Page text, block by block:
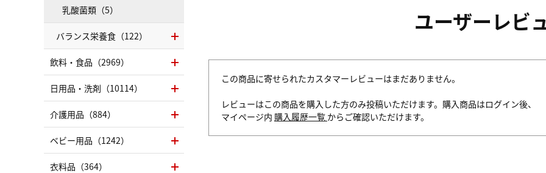
ユーザーレビ
この商品に寄せられたカスタマーレビューはまだありません。
レビューはこの商品を購入した方のみ投稿いただけます。購入商品はログイン後、
マイページ内 購入履歴一覧 からご確認いただけます。
乳酸菌類（5）
バランス栄養食（122）
飲料・食品（2969）
日用品・洗剤（10114）
介護用品（884）
ベビー用品（1242）
衣料品（364）